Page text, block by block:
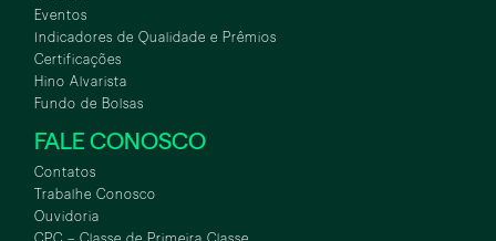
Eventos
Indicadores de Qualidade e Prêmios
Certificações
Hino Alvarista
Fundo de Bolsas
FALE CONOSCO
Contatos
Trabalhe Conosco
Ouvidoria